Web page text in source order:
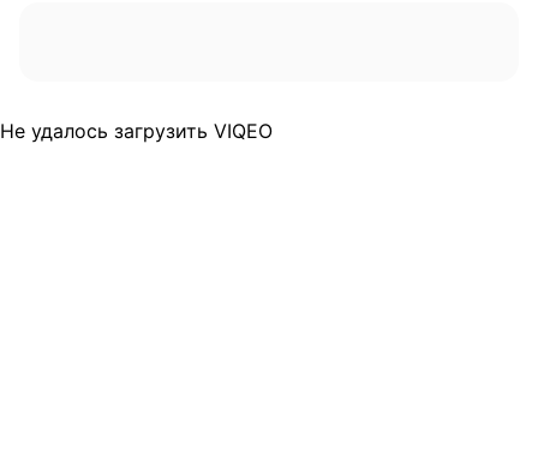
Не удалось загрузить VIQEO